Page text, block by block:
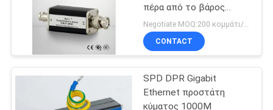
SITEMAP
PRIVACY
οδηγήσεων
Τύπος - 1
προστάτης +2
20
πέρα από το βάρος
προστάτη 203g τάσης
Negotiate MOQ:200 κομμάτι/κομμάτια
CONTACT
SPD DPR Gigabit
Ethernet προστάτη
κύματος 1000M